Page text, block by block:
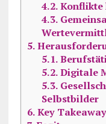
4.2.Konflikte
4.3.
5.
5.1.
5.2.Digitale
5.3.
Selbstbilder
6.Key